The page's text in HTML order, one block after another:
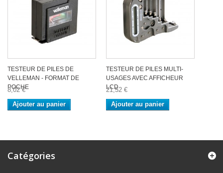
TESTEUR DE PILES DE
VELLEMAN - FORMAT DE
POCHE
8,02 €
Ajouter au panier
TESTEUR DE PILES MULTI-
USAGES AVEC AFFICHEUR
LCD
21,52 €
Ajouter au panier
Catégories